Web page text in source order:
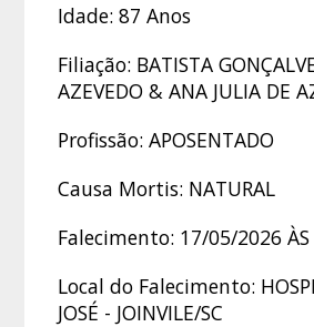
Idade: 87 Anos
Filiação: BATISTA
AZEVEDO & ANA JULIA DE
Profissão: APOSENTADO
Causa Mortis: NATURAL
Falecimento: 17/05/2026
Local do Falecimento:
JOSÉ - JOINVILE/SC